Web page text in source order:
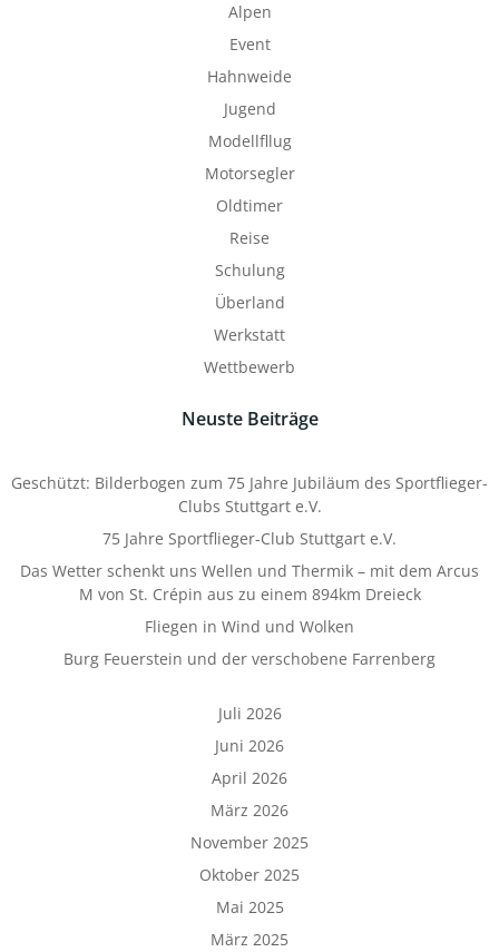
Alpen
Event
Hahnweide
Jugend
Modellfllug
Motorsegler
Oldtimer
Reise
Schulung
Überland
Werkstatt
Wettbewerb
Neuste Beiträge
Geschützt: Bilderbogen zum 75 Jahre Jubiläum des Sportflieger-
Clubs Stuttgart e.V.
75 Jahre Sportflieger-Club Stuttgart e.V.
Das Wetter schenkt uns Wellen und Thermik – mit dem Arcus
M von St. Crépin aus zu einem 894km Dreieck
Fliegen in Wind und Wolken
Burg Feuerstein und der verschobene Farrenberg
Juli 2026
Juni 2026
April 2026
März 2026
November 2025
Oktober 2025
Mai 2025
März 2025